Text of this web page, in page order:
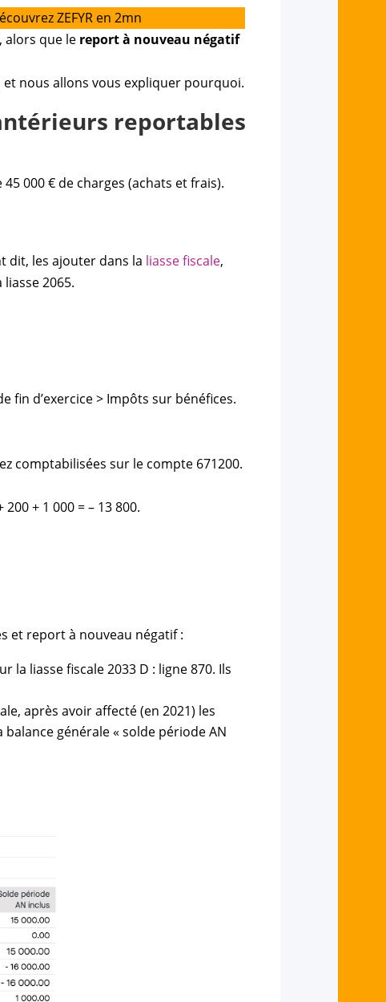
ZEFYR en 2mn
, alors que le report à nouveau négatif
nous allons vous expliquer pourquoi.
reportables
000 € de charges (achats et frais).
dit, les ajouter dans la liasse fiscale,
2065.
fin d’exercice > Impôts sur bénéfices.
comptabilisées sur le compte 671200.
+ 1 000 = – 13 800.
et report à nouveau négatif :
la liasse fiscale 2033 D : ligne 870. Ils
après avoir affecté (en 2021) les
générale « solde période AN